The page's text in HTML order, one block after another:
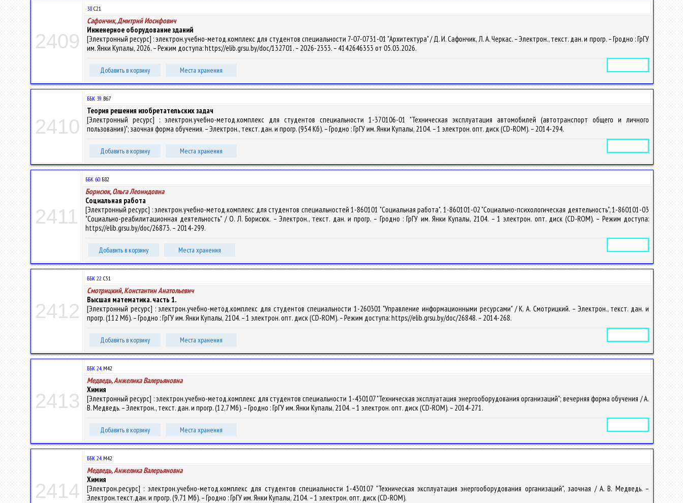
2409
38 С21
Сафончик, Дмитрий Иосифович
Инженерное оборудование зданий
[Электронный ресурс] : электрон.учебно-метод.комплекс для студентов специальности 7-07-0731-01 "Архитектура" / Д. И. Сафончик, Л. А. Черкас. – Электрон., текст. дан. и прогр. – Гродно : ГрГУ
им. Янки Купалы, 2026. – Режим доступа: https://elib.grsu.by/doc/132701. – 2026-2353. – 4142646353 от 05.03.2026.
Добавить в корзину Места хранения
2410
ББК 39.В67
Теория решения изобретательских задач
[Электронный ресурс] : электрон.учебно-метод.комплекс для студентов специальности 1-370106-01 "Техническая эксплуатация автомобилей (автотранспорт общего и личного
пользования)"; заочная форма обучения. – Электрон., текст. дан. и прогр. (954 Кб). – Гродно : ГрГУ им. Янки Купалы, 2104. – 1 электрон. опт. диск (CD-ROM). – 2014-294.
Добавить в корзину Места хранения
2411
ББК 60.Б82
Борисюк, Ольга Леонидовна
Социальная работа
[Электронный ресурс] : электрон.учебно-метод.комплекс для студентов специальностей 1-860101 "Социальная работа", 1-860101-02 "Социально-психологическая деятельность", 1-860101-03
"Социально-реабилитационная деятельность" / О. Л. Борисюк. – Электрон., текст. дан. и прогр. – Гродно : ГрГУ им. Янки Купалы, 2104. – 1 электрон. опт. диск (CD-ROM). – Режим доступа:
https://elib.grsu.by/doc/26873. – 2014-299.
Добавить в корзину Места хранения
2412
ББК 22.С51
Смотрицкий, Константин Анатольевич
Высшая математика. часть 1.
[Электронный ресурс] : электрон.учебно-метод.комплекс для студентов специальности 1-260301 "Управление информационными ресурсами" / К. А. Смотрицкий. – Электрон., текст. дан. и
прогр. (112 Мб). – Гродно : ГрГУ им. Янки Купалы, 2104. – 1 электрон. опт. диск (CD-ROM). – Режим доступа: https://elib.grsu.by/doc/26848. – 2014-268.
Добавить в корзину Места хранения
2413
ББК 24.М42
Медведь, Анжелика Валерьяновна
Химия
[Электронный ресурс] : электрон.учебно-метод.комплекс для студентов специальности 1-430107 "Техническая эксплуатация энергооборудования организаций"; вечерняя форма обучения / А.
В. Медведь. – Электрон., текст. дан. и прогр. (12,7 Мб). – Гродно : ГрГУ им. Янки Купалы, 2104. – 1 электрон. опт. диск (CD-ROM). – 2014-271.
Добавить в корзину Места хранения
2414
ББК 24.М42
Медведь, Анжелика Валерьяновна
Химия
[Электрон.ресурс] : электрон.учебно-метод.комплекс для студентов специальности 1-430107 "Техническая эксплуатация энергооборудования организаций", заочная / А. В. Медведь. –
Электрон.текст.дан. и прогр. (9,71 Мб). – Гродно : ГрГУ им. Янки Купалы, 2104. – 1 электрон. опт. диск (CD-ROM).